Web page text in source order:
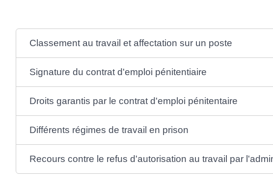
Classement au travail et affectation sur un poste
Signature du contrat d'emploi pénitentiaire
Droits garantis par le contrat d'emploi pénitentaire
Différents régimes de travail en prison
Recours contre le refus d'autorisation au travail par